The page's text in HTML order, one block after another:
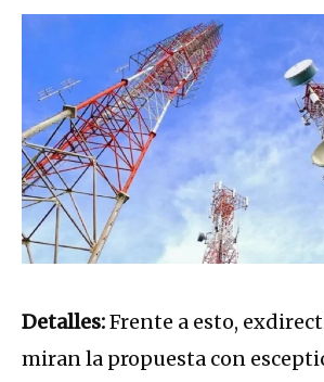
Detalles:Frente a esto,
miran la propuesta con